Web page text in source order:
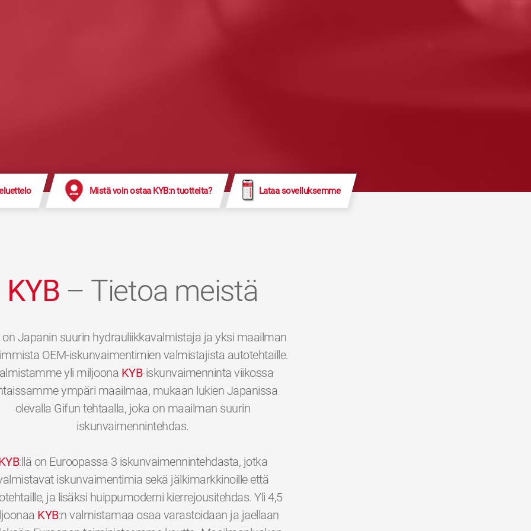
Mistä voin ostaa KYB:n tuotteita? Lataa sovelluksemme
KYB – Tietoa meistä
on Japanin suurin hydrauliikkavalmistaja ja yksi maailman
OEM-iskunvaimentimien valmistajista autotehtaille.
yli miljoona KYB-iskunvaimenninta viikossa
ympäri maailmaa, mukaan lukien Japanissa
olevalla Gifun tehtaalla, joka on maailman suurin
iskunvaimennintehdas.
:llä on Euroopassa 3 iskunvaimennintehdasta, jotka
iskunvaimentimia sekä jälkimarkkinoille että
ja lisäksi huippumoderni kierrejousitehdas. Yli 4,5
KYB:n valmistamaa osaa varastoidaan ja jaellaan